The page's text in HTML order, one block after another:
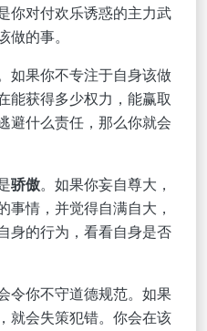
你对付欢乐诱惑的主力武
做的事。
如果你不专注于自身该做
能获得多少权力，能赢取
避什么责任，那么你就会
骄傲。如果你妄自尊大，
事情，并觉得自满自大，
身的行为，看看自身是否
令你不守道德规范。如果
就会失策犯错。你会在该